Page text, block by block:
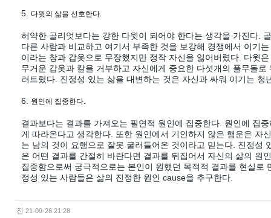
5. 다윗의 삶을 선호한다.
허약한 골리엇보다는 강한 다윗이 되어야 한다는 생각을 가진다.
다른 사람과 비교하고 여기서 부족한 것을 보강해 경쟁에서 이기
이라는 창과 갑옷으로 무장했지만 정작 자신을 잃어버렸다. 다윗
무거운 갑옷과 칼을 거부하고 자신에게 중요한 다섯개의 풀무돌로
러트렸다. 진정성 있는 삶을 대변하는 것은 자신과 싸워 이기는 청
6. 원인에 집중한다.
결과보다는 결과를 가져오는 필연적 원인에 집중한다. 원인에 집
게 따라온다고 생각한다. 또한 원인에서 기인하지 않은 행운은 자
는 남의 것이 요행으로 잘못 굴러들어온 것이라고 믿는다. 진정성
은 어떤 결과를 간절히 바란다면 결과를 뒤집어서 자신의 삶의 원
집중함으로써 궁극적으로는 본인이 원했던 목적적 결과를 현실로
정성 있는 사람들은 삶의 진정한 원인 cause을 추구한다.
진 21-09-26 21:28